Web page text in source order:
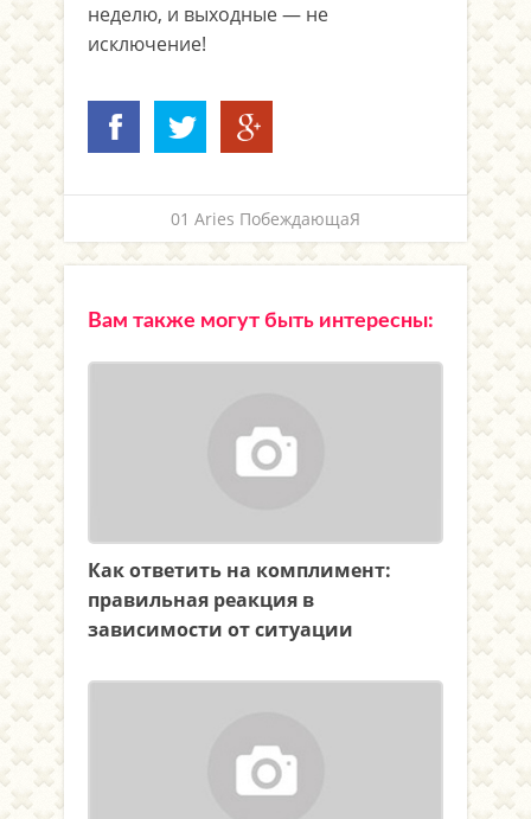
неделю, и выходные — не
исключение!
01 Aries ПобеждающаЯ
Вам также могут быть интересны:
Как ответить на комплимент:
правильная реакция в
зависимости от ситуации